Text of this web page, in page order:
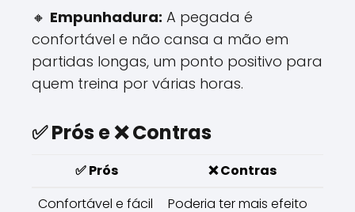
🔸 Empunhadura: A pegada é
confortável e não cansa a mão em
partidas longas, um ponto positivo para
quem treina por várias horas.
✅ Prós e ❌ Contras
✅Prós ❌Contras
Confortável e fácil
Poderia ter mais efeito